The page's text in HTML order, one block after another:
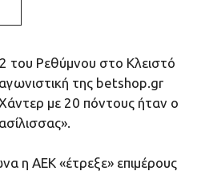
του Ρεθύμνου στο Κλειστό
αγωνιστική της betshop.gr
με 20 πόντους ήταν ο
η ΑΕΚ «έτρεξε» επιμέρους